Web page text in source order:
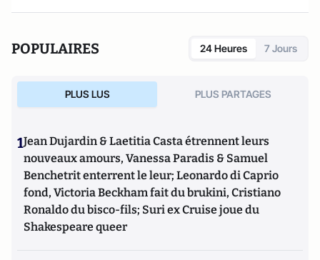
POPULAIRES 24 Heures 7 Jours
PLUS LUS PLUS PARTAGES
1Jean Dujardin & Laetitia Casta étrennent leurs
nouveaux amours, Vanessa Paradis & Samuel
Benchetrit enterrent le leur; Leonardo di Caprio
fond, Victoria Beckham fait du brukini, Cristiano
Ronaldo du bisco-fils; Suri ex Cruise joue du
Shakespeare queer